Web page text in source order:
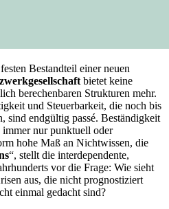
Bestandteil einer neuen
bietet keine
berechenbaren Strukturen mehr.
und Steuerbarkeit, die noch bis
sind endgültig passé. Beständigkeit
immer nur punktuell oder
hohe Maß an Nichtwissen, die
“, stellt die interdependente,
vor die Frage: Wie sieht
aus, die nicht prognostiziert
einmal gedacht sind?